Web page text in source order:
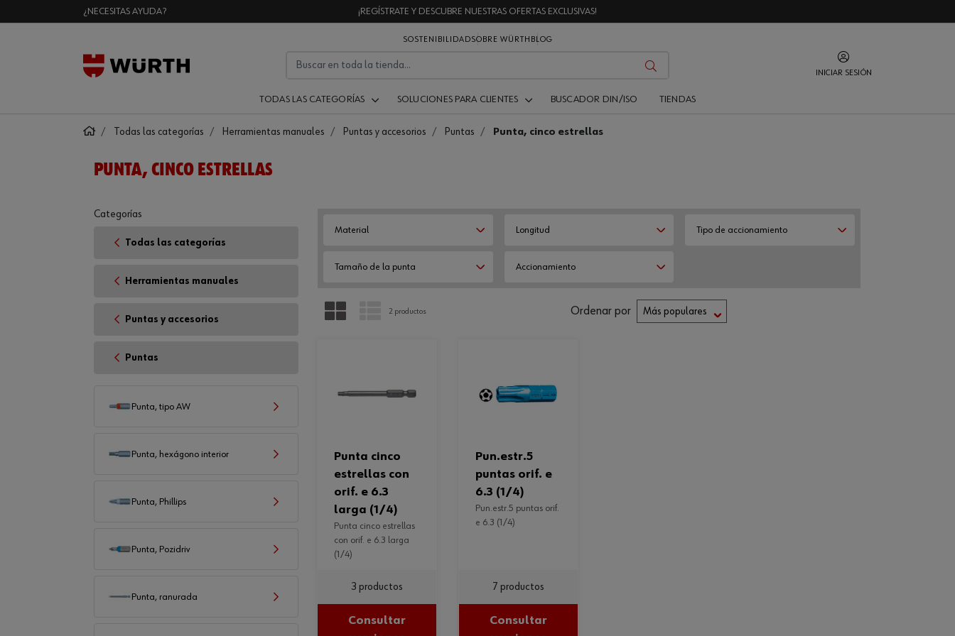
¿NECESITAS AYUDA? ¡REGÍSTRATE Y DESCUBRE NUESTRAS OFERTAS EXCLUSIVAS!
SOSTENIBILIDADSOBRE WÜRTH BLOG
INICIAR SESIÓN
TODAS LAS CATEGORÍAS SOLUCIONES PARA CLIENTES BUSCADOR DIN/ISO TIENDAS
Todas las categorías Herramientas manuales Puntas y accesorios Puntas Punta, cinco estrellas
PUNTA, CINCO ESTRELLAS
Material Longitud Tipo de accionamiento
Tamaño de la punta Accionamiento
PARRILLA LISTA
2 productos Ordenar por
punta cinco
estrellas con
orif. e 6.3
larga (1/4)
punta cinco estrellas
con orif. e 6.3 larga
(1/4)
3 productos
Consultar
pun.estr.5
puntas orif. e
6.3 (1/4)
pun.estr.5 puntas orif.
e 6.3 (1/4)
7 productos
Consultar
Categorías
Todas las categorías
Herramientas manuales
Puntas y accesorios
Puntas
Punta, tipo AW
Punta, hexágono interior
Punta, Phillips
Punta, Pozidriv
Punta, ranurada